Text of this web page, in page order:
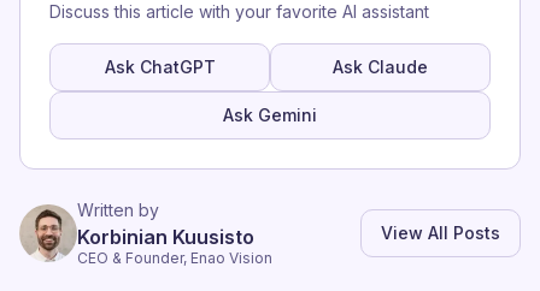
Discuss this article with your favorite AI assistant
Ask ChatGPT Ask Claude
Ask Gemini
Written by
Korbinian Kuusisto
CEO & Founder, Enao Vision
View All Posts